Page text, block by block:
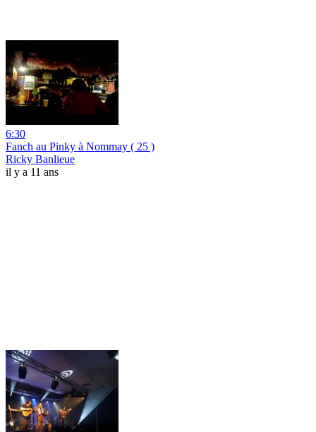
6:30
Fanch au Pinky à Nommay ( 25 )
Ricky Banlieue
il y a 11 ans